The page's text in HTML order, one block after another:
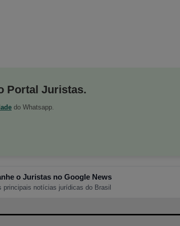
Portal Juristas.
do Whatsapp.
o Juristas no Google News
principais notícias jurídicas do Brasil